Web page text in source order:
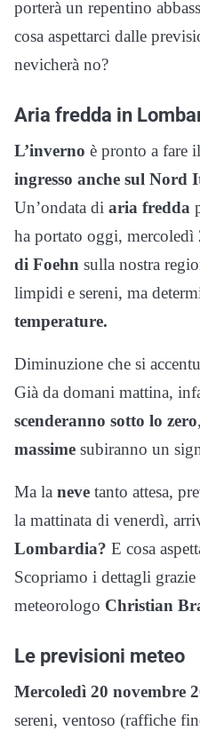
porterà un repentino
cosa aspettarci dalle
nevicherà no?
Aria fredda in
L’inverno è pronto a fare
ingresso anche sul
Un’ondata di aria fredda
ha portato oggi,
di Foehn sulla nostra
limpidi e sereni, ma
temperature.
Diminuzione che si
Già da domani mattina,
scenderanno sotto lo zero
massime subiranno un
Ma la neve tanto attesa,
la mattinata di venerdì,
Lombardia? E cosa
Scopriamo i dettagli
meteorologo Christian
Le previsioni meteo
Mercoledì 20 novembre
sereni, ventoso (raffiche